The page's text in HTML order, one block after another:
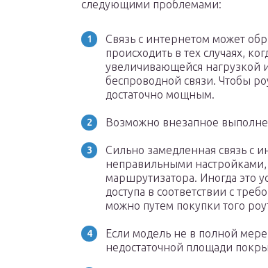
следующими проблемами:
Связь с интернетом может
происходить в тех случаях,
увеличивающейся нагрузкой
беспроводной связи. Чтобы
достаточно мощным.
Возможно внезапное
Сильно замедленная связь с
неправильными
маршрутизатора. Иногда это
доступа в соответствии с
можно путем покупки того
Если модель не в полной
недостаточной площади